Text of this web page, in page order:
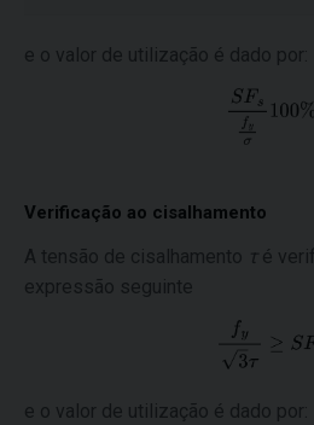
e o valor de utilização é dado por:
Verificação ao cisalhamento
A tensão de cisalhamento τ é
expressão seguinte
e o valor de utilização é dado por: